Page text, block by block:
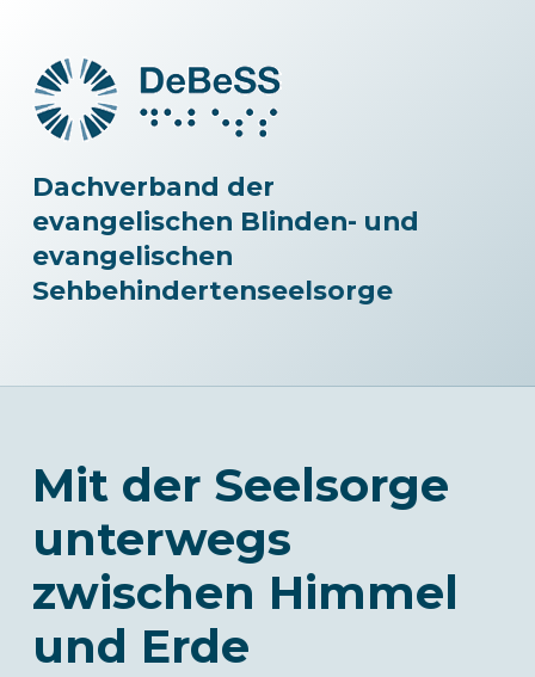
Dachverband der
evangelischen Blinden- und
evangelischen
Sehbehindertenseelsorge
Mit der Seelsorge
unterwegs
zwischen Himmel
und Erde